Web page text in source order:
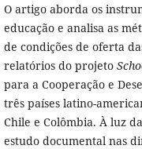
O artigo aborda os
educação e analisa as
de condições de oferta
relatórios do projeto
para a Cooperação e
três países latino-
Chile e Colômbia. À luz
estudo documental nas